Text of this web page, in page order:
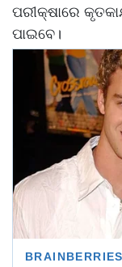
ପରୀକ୍ଷାରେ
ପାଇବେ।